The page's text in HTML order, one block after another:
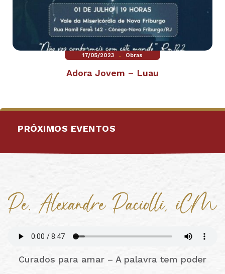
17/05/2023 . Obras
Adora Jovem – Luau
PRÓXIMOS EVENTOS
Curados para amar – A palavra tem poder